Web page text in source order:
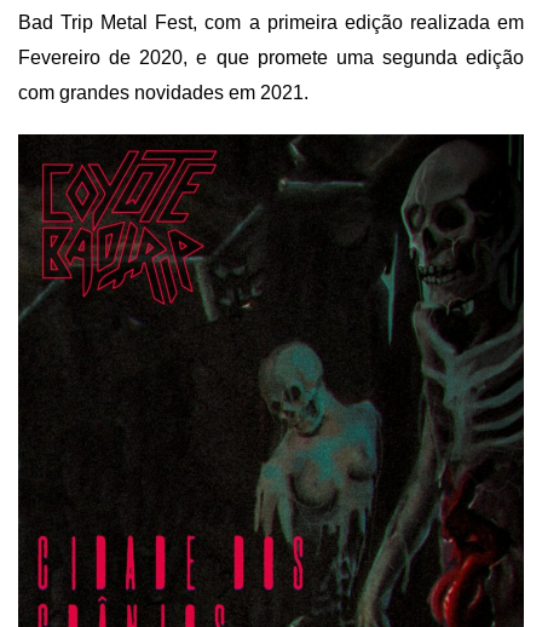
Bad Trip Metal Fest, com a primeira edição realizada em
Fevereiro de 2020, e que promete uma segunda edição
com grandes novidades em 2021.